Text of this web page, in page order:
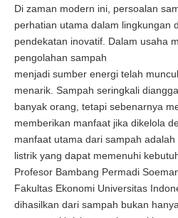
Di zaman modern ini, persoalan
perhatian utama dalam lingkungan
pendekatan inovatif. Dalam usaha
pengolahan sampah
menjadi sumber energi telah
menarik. Sampah seringkali
banyak orang, tetapi sebenarnya
memberikan manfaat jika dikelola
manfaat utama dari sampah
listrik yang dapat memenuhi
Profesor Bambang Permadi
Fakultas Ekonomi Universitas
dihasilkan dari sampah bukan